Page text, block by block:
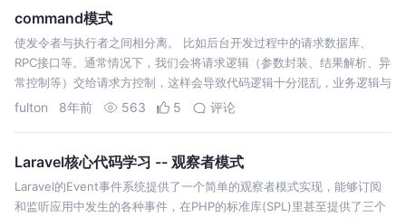
command模式
使发令者与执行者之间相分离。 比如后台开发过程中的请求数据库、
RPC接口等。通常情况下，我们会将请求逻辑（参数封装、结果解析、异
常控制等）交给请求方控制，这样会导致代码逻辑十分混乱，业务逻辑与
接口请求逻辑混杂在一起。 Receiver:这个可有可无，主要做回调。获取
fulton 8年前 563 5 评论
Laravel核心代码学习 -- 观察者模式
Laravel的Event事件系统提供了一个简单的观察者模式实现，能够订阅
和监听应用中发生的各种事件，在PHP的标准库(SPL)里甚至提供了三个